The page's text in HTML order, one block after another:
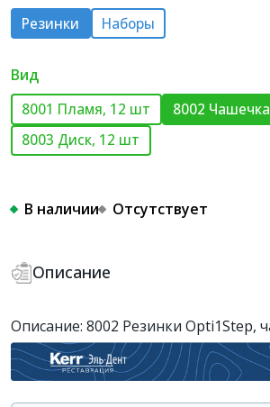
Резинки Наборы
Вид
8001 Пламя, 12 шт
8002
8003 Диск, 12 шт
В наличии Отсутствует
Описание
Описание: 8002 Резинки Opti1Step,